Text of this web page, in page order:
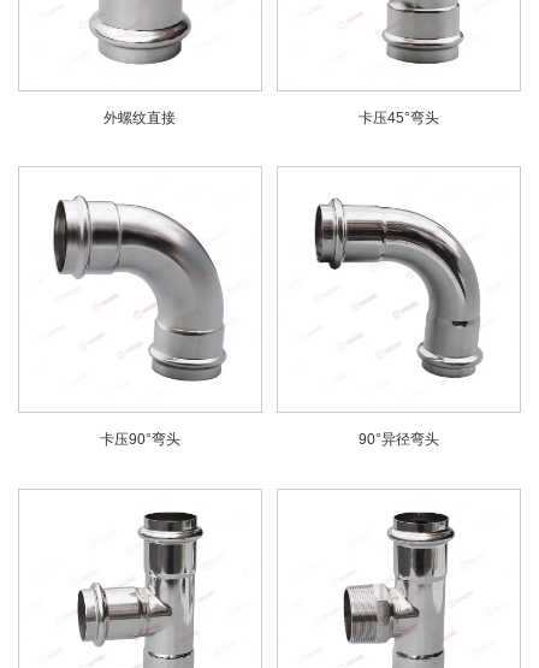
外螺纹直接 卡压45°弯头
卡压90°弯头 90°异径弯头